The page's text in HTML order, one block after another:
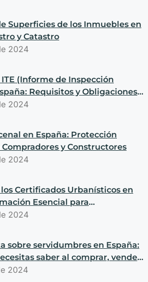
Superficies de los Inmuebles en
y Catastro
2024
(Informe de Inspección
Requisitos y Obligaciones
y Vendedores
2024
en España: Protección
Compradores y Constructores
2024
Certificados Urbanísticos en
Esencial para
de Propiedades
2024
sobre servidumbres en España:
saber al comprar, vender
2024